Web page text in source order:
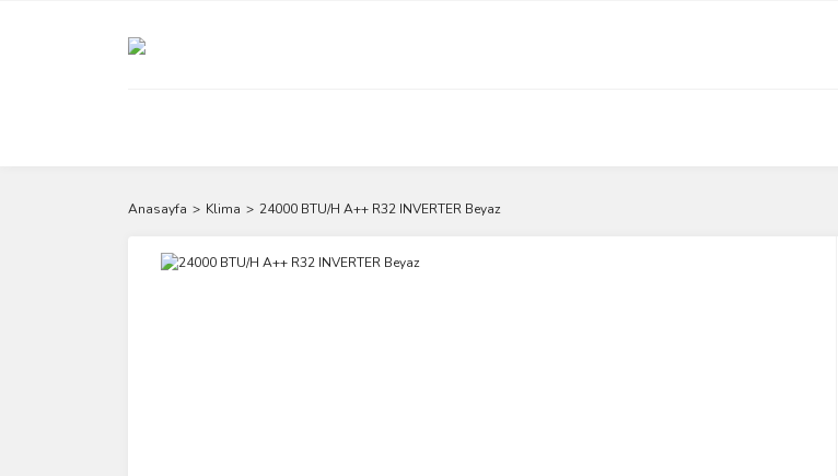
Anasayfa Klima 24000 BTU/H A++ R32 INVERTER Beyaz